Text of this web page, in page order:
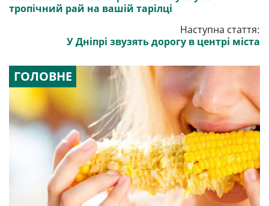
тропічний рай на вашій тарілці
Наступна стаття:
У Дніпрі звузять дорогу в центрі міста
ГОЛОВНЕ